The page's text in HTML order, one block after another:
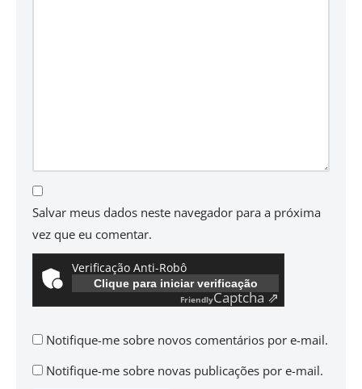
Salvar meus dados neste navegador para a próxima
vez que eu comentar.
Verificação Anti-Robô
Clique para iniciar verificação
FriendlyCaptcha ⇗
Notifique-me sobre novos comentários por e-mail.
Notifique-me sobre novas publicações por e-mail.